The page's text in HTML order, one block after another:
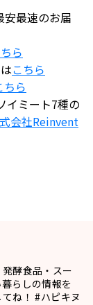
最速のお届
ら
こちら
ちら
イミート7種の
会社Reinvent
酵食品・スー
らしの情報を
ね！ #ハピキヌ